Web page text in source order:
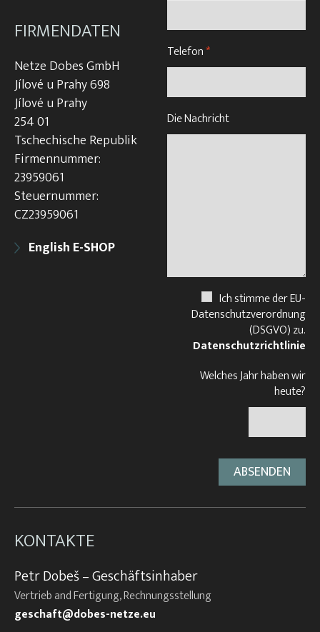
FIRMENDATEN
Netze Dobes GmbH
Jílové u Prahy 698
Jílové u Prahy
254 01
Tschechische Republik
Firmennummer:
23959061
Steuernummer:
CZ23959061
English E-SHOP
Telefon*
Die Nachricht
Ich stimme der EU-
Datenschutzverordnung
(DSGVO) zu.
Datenschutzrichtlinie
Welches Jahr haben wir
heute?
KONTAKTE
Petr Dobeš – Geschäftsinhaber
Vertrieb and Fertigung, Rechnungsstellung
geschaft@dobes-netze.eu